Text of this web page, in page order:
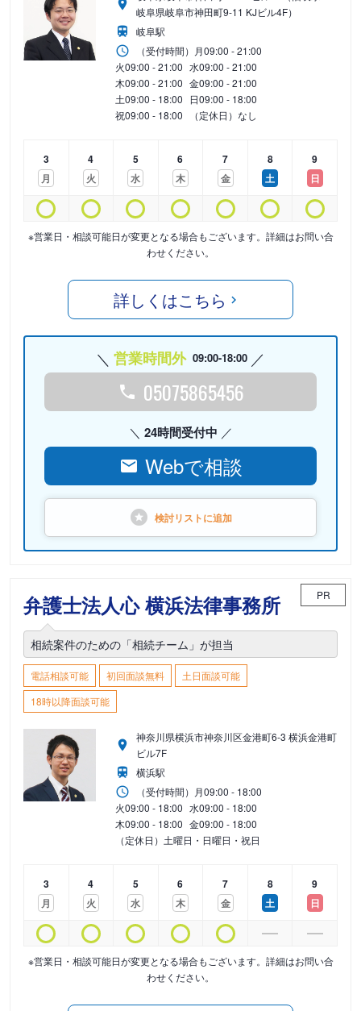
岐阜県岐阜市神田町9-11 KJビル4F）
岐阜駅
（受付時間） 月09:00 - 21:00
火09:00 - 21:00 水09:00 - 21:00
木09:00 - 21:00 金09:00 - 21:00
土09:00 - 18:00 日09:00 - 18:00
祝09:00 - 18:00 （定休日）なし
3
月
4
火
5
水
6
木
7
金
8
土
9
日
※営業日・相談可能日が変更となる場合もございます。詳細はお問い合
わせください。
詳しくはこちら
営業時間外 09:00-18:00
05075865456
24時間受付中
Webで相談
検討リストに追加
弁護士法人心 横浜法律事務所 PR
相続案件のための「相続チーム」が担当
電話相談可能 初回面談無料
土日面談可能
18時以降面談可能
神奈川県横浜市神奈川区金港町6-3 横浜金港町
ビル7F
横浜駅
（受付時間） 月09:00 - 18:00
火09:00 - 18:00 水09:00 - 18:00
木09:00 - 18:00 金09:00 - 18:00
（定休日）土曜日・日曜日・祝日
3
月
4
火
5
水
6
木
7
金
8
土
9
日
※営業日・相談可能日が変更となる場合もございます。詳細はお問い合
わせください。